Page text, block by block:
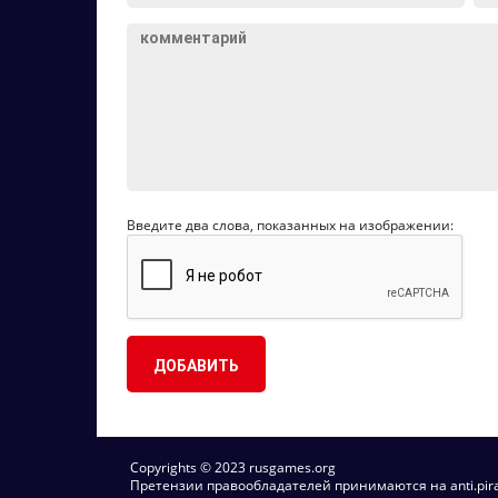
Введите два слова, показанных на изображении:
Copyrights © 2023 rusgames.org
Претензии правообладателей принимаются на